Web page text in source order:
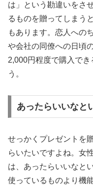
は」という勘違いをさ
るものを贈ってしまう
もあります。恋人への
や会社の同僚への日頃
2,000円程度で購入で
う。
あったらいいなと
せっかくプレゼントを
らいたいですよね。女
は、あったらいいなと
使っているものより機